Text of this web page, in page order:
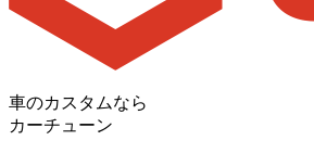
車のカスタムなら
カーチューン